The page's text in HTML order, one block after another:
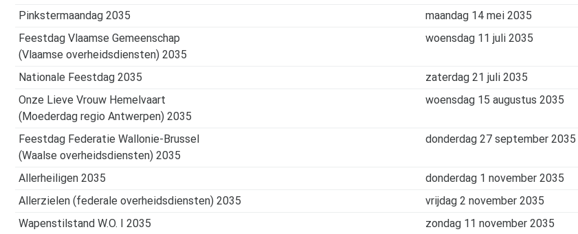
Pinkstermaandag 2035
maandag 14 mei 2035
Feestdag Vlaamse Gemeenschap
(Vlaamse overheidsdiensten) 2035
woensdag 11 juli 2035
Nationale Feestdag 2035
zaterdag 21 juli 2035
Onze Lieve Vrouw Hemelvaart
(Moederdag regio Antwerpen) 2035
woensdag 15 augustus 2035
Feestdag Federatie Wallonie-Brussel
(Waalse overheidsdiensten) 2035
donderdag 27 september 2035
Allerheiligen 2035
donderdag 1 november 2035
Allerzielen (federale overheidsdiensten) 2035
vrijdag 2 november 2035
Wapenstilstand W.O. I 2035
zondag 11 november 2035